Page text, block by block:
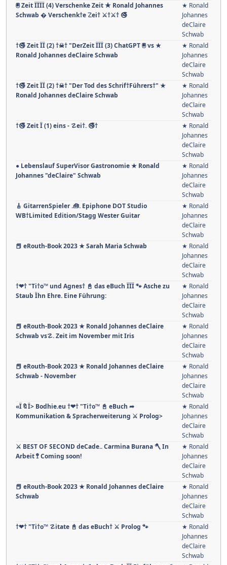
🖲 Zeit ÏÏÏÏ (4) Verschenke Zeit ★ Ronald Johannes
Schwab � Verschenk†e ☡ei† ⚔†⚔† 🚭
★ Ronald
Johannes
deClaire
Schwab
†🚭 Zeit ÏÏ (2) †☠† "DerZeit ÏÏÏ (3) ChatGPT 🖲 vs ★
Ronald Johannes deClaire Schwab
★ Ronald
Johannes
deClaire
Schwab
†🚭 Zeit ÏÏ (2) †☠† "Der Tod des Schrif†Führers†" ★
Ronald Johannes deClaire Schwab
★ Ronald
Johannes
deClaire
Schwab
†🚭 Zeit Ï (1) eins - ☡ei†. 🚭†
★ Ronald
Johannes
deClaire
Schwab
● Lebenslauf SuperVisor Gastronomie ★ Ronald
Johannes "deClaire" Schwab
★ Ronald
Johannes
deClaire
Schwab
🎸 GitarrenSpieler .🧰. Epiphone DOT Studio
WB†Limited Edition/Stagg Wester Guitar
★ Ronald
Johannes
deClaire
Schwab
📕 eRouth-Book 2023 ★ Sarah Maria Schwab
★ Ronald
Johannes
deClaire
Schwab
†❤† "Ti†o™ und Agnes† 📓 das eBuch ÏÏÏ 🐾 Asche zu
Staub Ïhn Ehre. Eine Führung:
★ Ronald
Johannes
deClaire
Schwab
📕 eRouth-Book 2023 ★ Ronald Johannes deClaire
Schwab vs☡. Zeit im November mit Iris
★ Ronald
Johannes
deClaire
Schwab
📕 eRouth-Book 2023 ★ Ronald Johannes deClaire
Schwab - November
★ Ronald
Johannes
deClaire
Schwab
«Ï🔖Ï> Bodhie.eu †❤† "Ti†o™ 📓 eBuch ➦
Kommunikation & Spracherweiterung ⚔ Prolog>
★ Ronald
Johannes
deClaire
Schwab
⚔ BEST OF SECOND deCade.. Carmina Burana 🪓 In
Arbeit 🚏 Coming soon!
★ Ronald
Johannes
deClaire
Schwab
📕 eRouth-Book 2023 ★ Ronald Johannes deClaire
Schwab
★ Ronald
Johannes
deClaire
Schwab
†❤† "Ti†o™ ☡itate 📓 das eBuch† ⚔ Prolog 🐾
★ Ronald
Johannes
deClaire
Schwab